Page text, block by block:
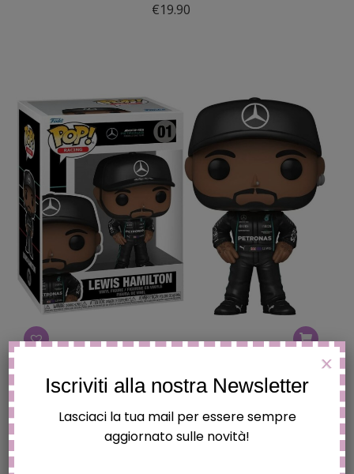
€19.90
FUNKO POP FORMULA ONE – LEWIS HAMILTON
Iscriviti alla nostra Newsletter
Lasciaci la tua mail per essere sempre
aggiornato sulle novità!
X